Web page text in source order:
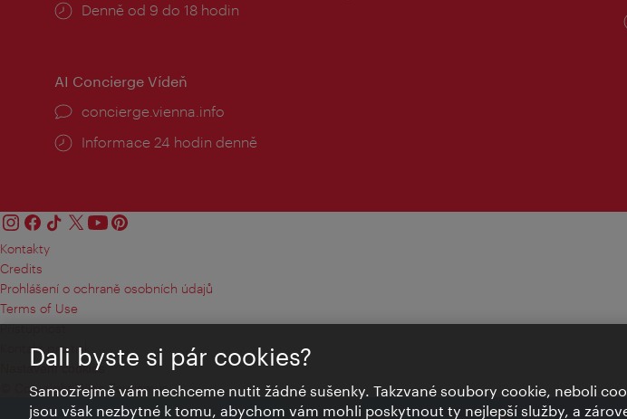
Provozní
Denně od 9 do 18 hodin
AI Concierge Vídeň
concierge.vienna.info
Informace 24 hodin denně
Kontakty
Credits
Prohlášení o ochraně osobních údajů
Terms of Use
Přístupnost
Kontakt pro tisk
Nastavení cookies
© Copyright Wien Tourismus
Dali byste si pár cookies?
Samozřejmě vám nechceme nutit žádné sušenky. Takzvané soubory cookie, neboli
jsou však nezbytné k tomu, abychom vám mohli poskytnout ty nejlepší služby, a